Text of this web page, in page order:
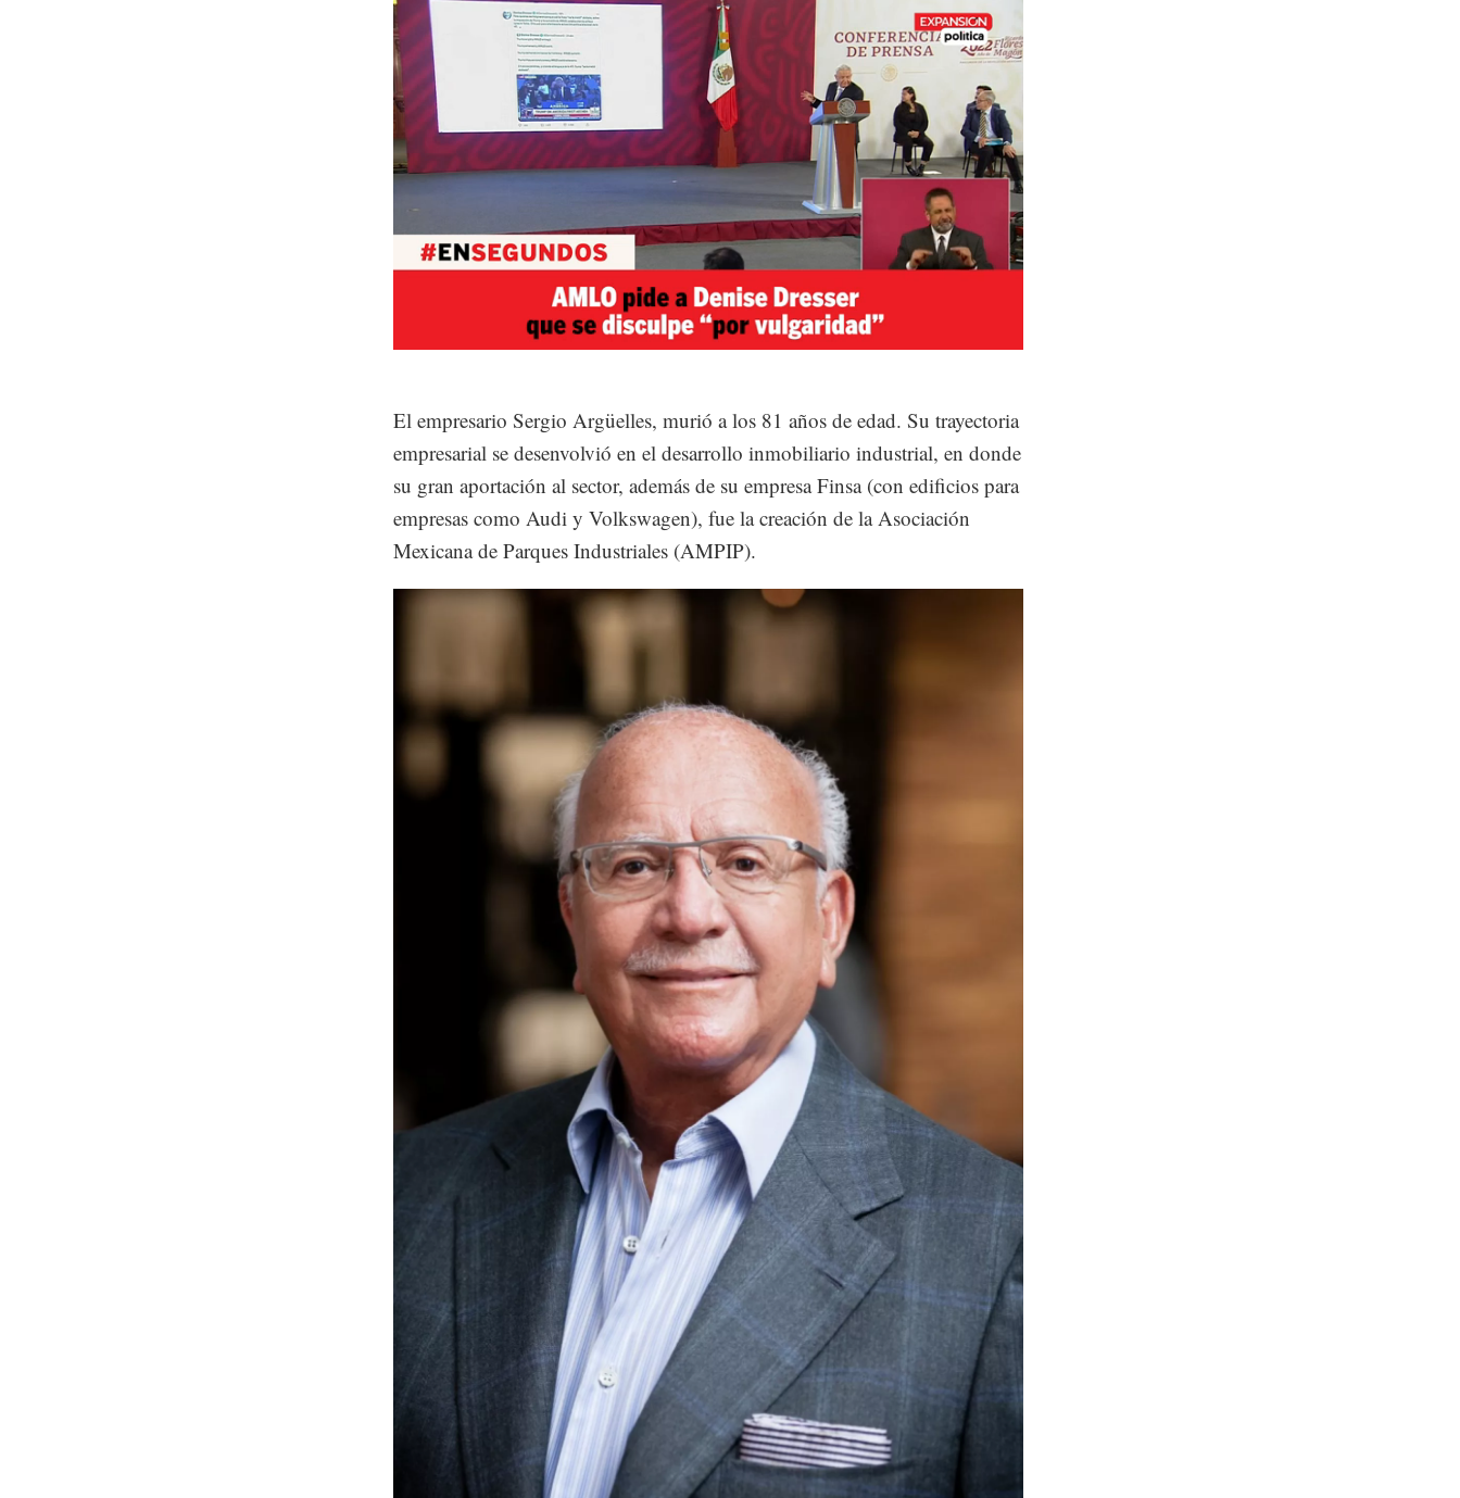
Loaded:
54.54%
El empresario Sergio Argüelles, murió a los 81 años de edad. Su trayectoria
empresarial se desenvolvió en el desarrollo inmobiliario industrial, en donde
su gran aportación al sector, además de su empresa Finsa (con edificios para
empresas como Audi y Volkswagen), fue la creación de la Asociación
Mexicana de Parques Industriales (AMPIP).